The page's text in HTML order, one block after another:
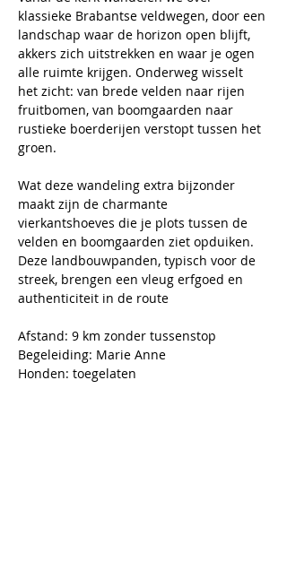
klassieke Brabantse veldwegen, door een
landschap waar de horizon open blijft,
akkers zich uitstrekken en waar je ogen
alle ruimte krijgen. Onderweg wisselt
het zicht: van brede velden naar rijen
fruitbomen, van boomgaarden naar
rustieke boerderijen verstopt tussen het
groen.
Wat deze wandeling extra bijzonder
maakt zijn de charmante
vierkantshoeves die je plots tussen de
velden en boomgaarden ziet opduiken.
Deze landbouwpanden, typisch voor de
streek, brengen een vleug erfgoed en
authenticiteit in de route
Afstand: 9 km zonder tussenstop
Begeleiding: Marie Anne
Honden: toegelaten